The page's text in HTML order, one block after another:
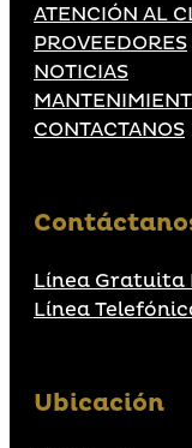
ATENCIÓN AL
PROVEEDORES
NOTICIAS
CONTACTANOS
Línea Gratuita
Línea
Ubicación